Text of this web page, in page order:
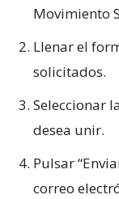
Movimiento
Llenar el
solicitados.
Seleccionar
desea unir.
Pulsar
correo